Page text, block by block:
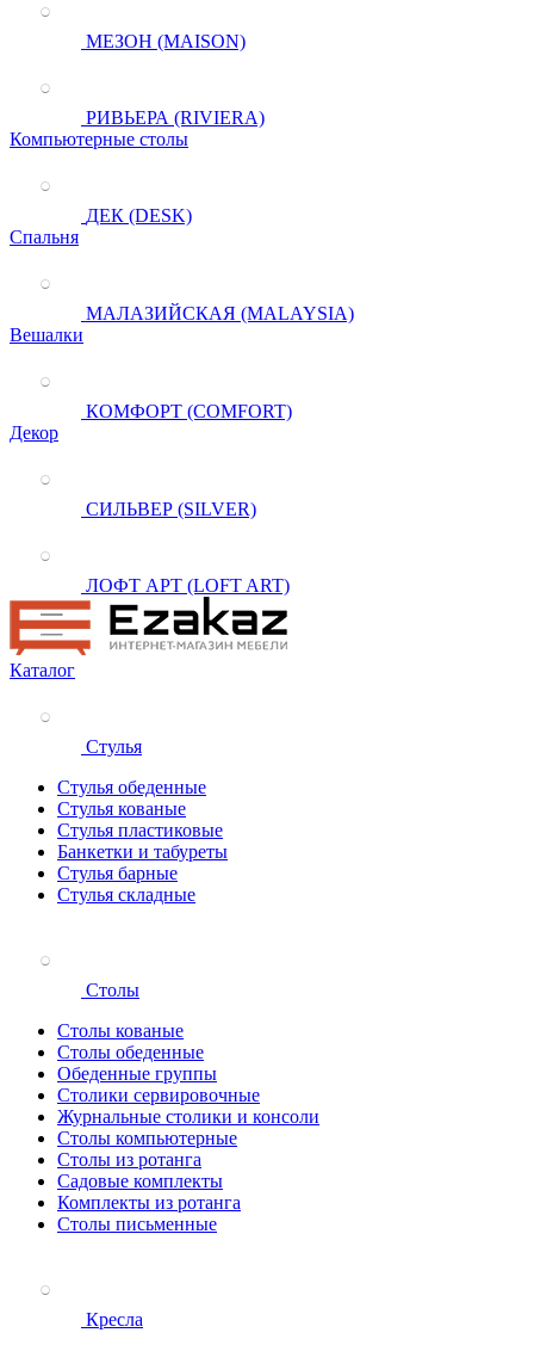
МЕЗОН (MAISON)
РИВЬЕРА (RIVIERA)
Компьютерные столы
ДЕК (DESK)
Спальня
МАЛАЗИЙСКАЯ (MALAYSIA)
Вешалки
КОМФОРТ (COMFORT)
Декор
СИЛЬВЕР (SILVER)
ЛОФТ АРТ (LOFT ART)
Каталог
Стулья
Стулья обеденные
Стулья кованые
Стулья пластиковые
Банкетки и табуреты
Стулья барные
Стулья складные
Столы
Столы кованые
Столы обеденные
Обеденные группы
Столики сервировочные
Журнальные столики и консоли
Столы компьютерные
Столы из ротанга
Садовые комплекты
Комплекты из ротанга
Столы письменные
Кресла